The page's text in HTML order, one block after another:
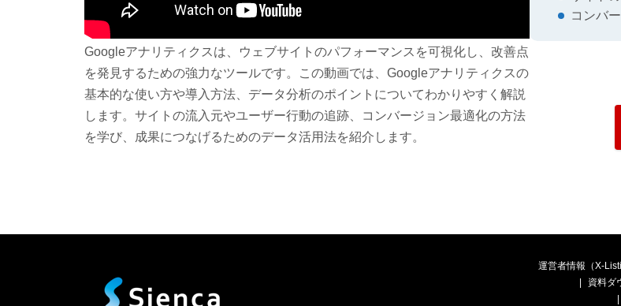
Googleアナリティクスは、ウェブサイトのパフォーマンスを可視化し、改善点
を発見するための強力なツールです。この動画では、Googleアナリティクスの
基本的な使い方や導入方法、データ分析のポイントについてわかりやすく解説
します。サイトの流入元やユーザー行動の追跡、コンバージョン最適化の方法
を学び、成果につなげるためのデータ活用法を紹介します。
コンバ
運営者情報（X-
資料ダ